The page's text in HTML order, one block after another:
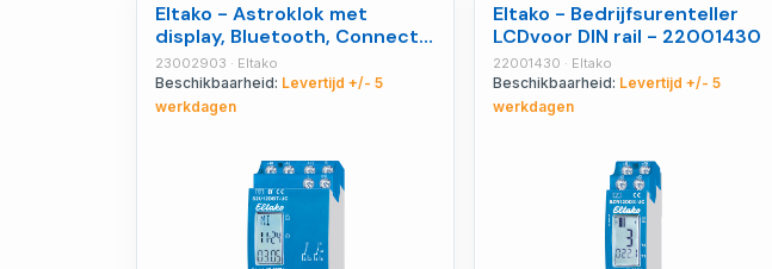
Eltako - Astroklok met
display, Bluetooth, Connect
app 2kan. 1 - 23002903
23002903 · Eltako
Beschikbaarheid: Levertijd +/- 5
werkdagen
Eltako - Bedrijfsurenteller
LCDvoor DIN rail - 22001430
22001430 · Eltako
Beschikbaarheid: Levertijd +/- 5
werkdagen